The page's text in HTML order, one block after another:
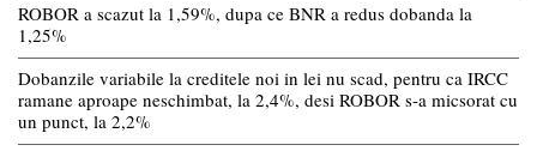
ROBOR a scazut la 1,59%, dupa ce BNR a redus dobanda la
1,25%
Dobanzile variabile la creditele noi in lei nu scad, pentru ca IRCC
ramane aproape neschimbat, la 2,4%, desi ROBOR s-a micsorat cu
un punct, la 2,2%